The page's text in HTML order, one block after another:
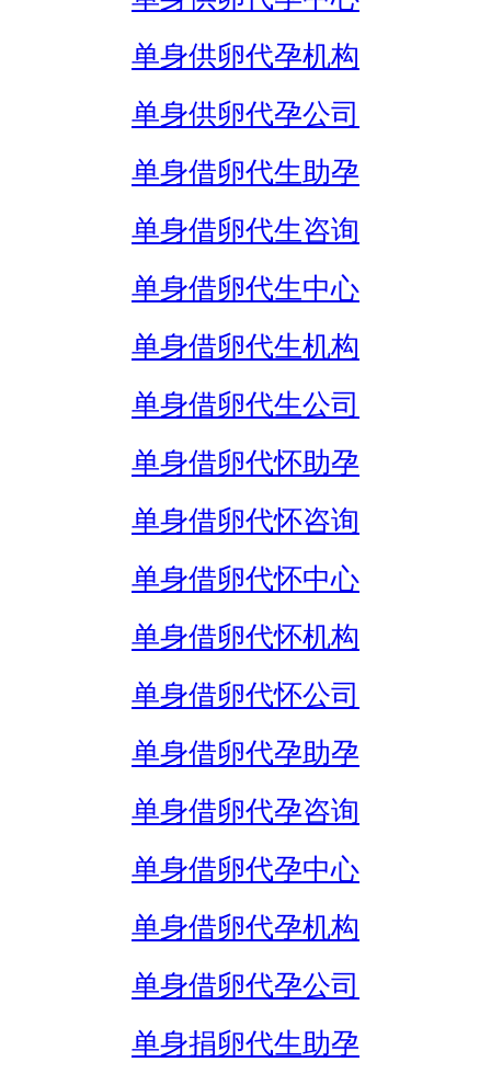
单身供卵代孕机构
单身供卵代孕公司
单身借卵代生助孕
单身借卵代生咨询
单身借卵代生中心
单身借卵代生机构
单身借卵代生公司
单身借卵代怀助孕
单身借卵代怀咨询
单身借卵代怀中心
单身借卵代怀机构
单身借卵代怀公司
单身借卵代孕助孕
单身借卵代孕咨询
单身借卵代孕中心
单身借卵代孕机构
单身借卵代孕公司
单身捐卵代生助孕